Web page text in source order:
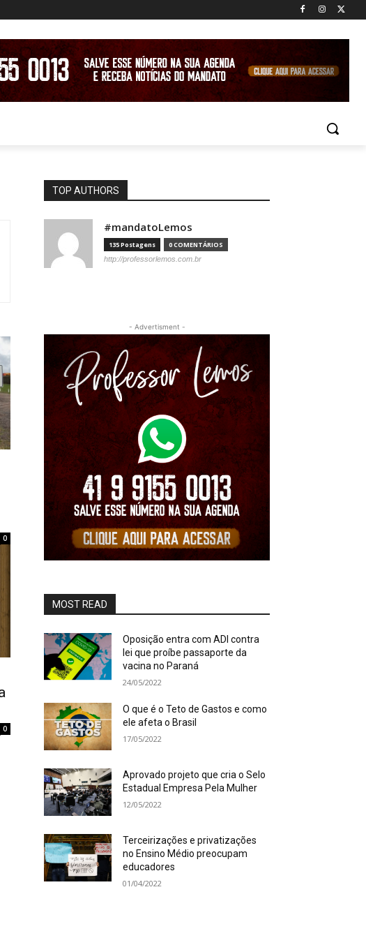
0
0
TOP AUTHORS
#mandatoLemos
135 Postagens 0 COMENTÁRIOS
http://professorlemos.com.br
- Advertisment -
MOST READ
Oposição entra com ADI contra
lei que proíbe passaporte da
vacina no Paraná
24/05/2022
O que é o Teto de Gastos e como
ele afeta o Brasil
17/05/2022
Aprovado projeto que cria o Selo
Estadual Empresa Pela Mulher
12/05/2022
Terceirizações e privatizações
no Ensino Médio preocupam
educadores
01/04/2022